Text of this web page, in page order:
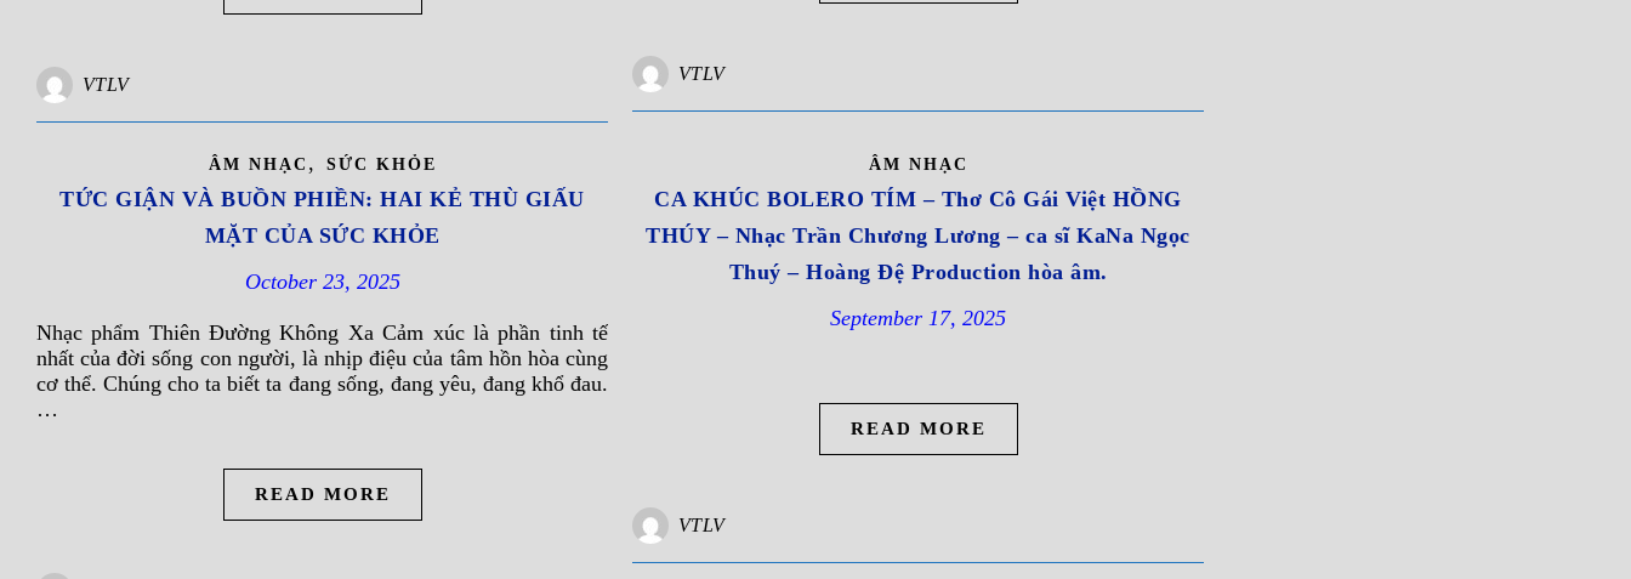
VTLV
VTLV
ÂM NHẠC , SỨC KHỎE
TỨC GIẬN VÀ BUỒN PHIỀN: HAI KẺ THÙ GIẤU
MẶT CỦA SỨC KHỎE
October 23, 2025
Nhạc phẩm Thiên Đường Không Xa Cảm xúc là phần tinh tế
nhất của đời sống con người, là nhịp điệu của tâm hồn hòa cùng
cơ thể. Chúng cho ta biết ta đang sống, đang yêu, đang khổ đau.
…
READ MORE
ÂM NHẠC
CA KHÚC BOLERO TÍM – Thơ Cô Gái Việt HỒNG
THÚY – Nhạc Trần Chương Lương – ca sĩ KaNa Ngọc
Thuý – Hoàng Đệ Production hòa âm.
September 17, 2025
READ MORE
VTLV